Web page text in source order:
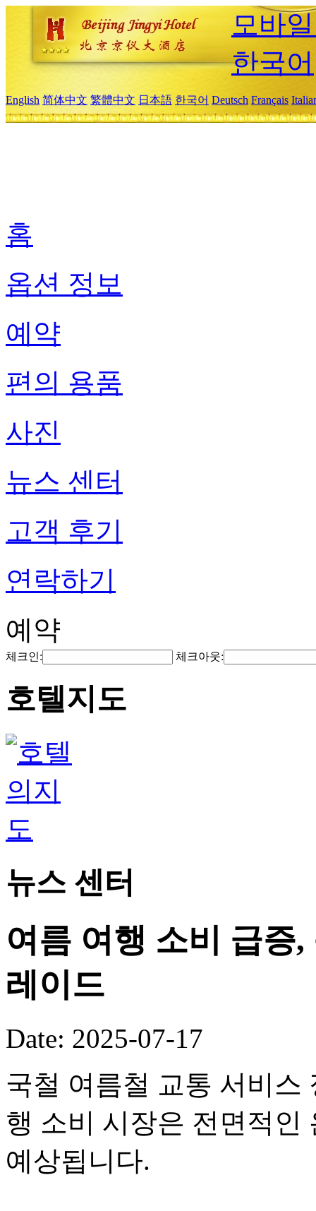
모바
한국어
English 简体中文 繁體中文 日本語 한국어 Deutsch Français
홈
옵션 정보
예약
편의 용품
사진
뉴스 센터
고객 후기
연락하기
예약
체크인: 체크아웃:
호텔지도
뉴스 센터
여름 여행 소비 급증
레이드
Date: 2025-07-17
국철 여름철 교통 서비스
행 소비 시장은 전면적인
예상됩니다.